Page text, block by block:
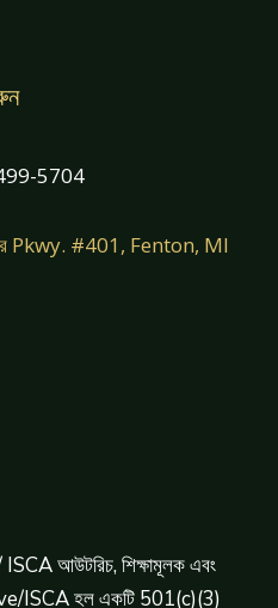
5704
Pkwy. #401, Fenton, MI
আউটরিচ, শিক্ষামূলক এবং
ISCA হল একটি 501(c)(3)